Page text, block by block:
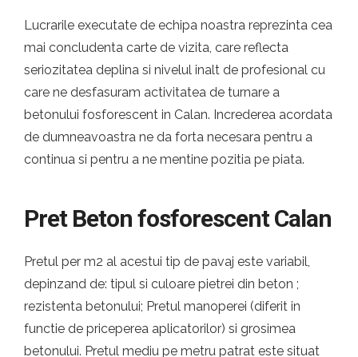
Lucrarile executate de echipa noastra reprezinta cea
mai concludenta carte de vizita, care reflecta
seriozitatea deplina si nivelul inalt de profesional cu
care ne desfasuram activitatea de turnare a
betonului fosforescent in Calan. Increderea acordata
de dumneavoastra ne da forta necesara pentru a
continua si pentru a ne mentine pozitia pe piata.
Pret Beton fosforescent Calan
Pretul per m2 al acestui tip de pavaj este variabil,
depinzand de: tipul si culoare pietrei din beton ;
rezistenta betonului; Pretul manoperei (diferit in
functie de priceperea aplicatorilor) si grosimea
betonului. Pretul mediu pe metru patrat este situat